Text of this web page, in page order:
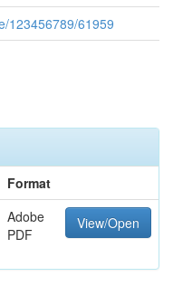
123456789/61959
Format
Adobe
PDF
View/Open